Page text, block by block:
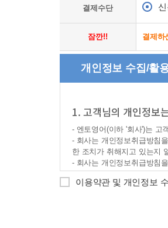
결제수단
잠깐!! 결제하
개인정보 수집/활
1. 고객님의 개인정보
- 엔토영어(이하 '회사')는 고
- 회사는 개인정보취급방침
한 조치가 취해지고 있는지
- 회사는 개인정보취급방침
ο 본 방침은 : 2008 년 04 월
ο 개정 시행 : 2026년 8월 1
이용약관 및 개인정보